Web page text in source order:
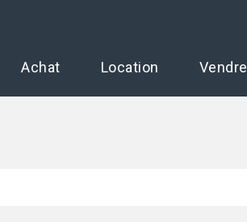
Achat Location Vendre